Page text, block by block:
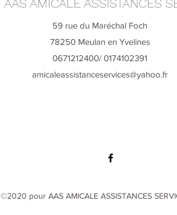
AAS AMICALE ASSISTANCES
59 rue du Maréchal Foch
78250 Meulan en Yvelines
0671212400/ 0174102391
amicaleassistanceservices@yahoo.fr
©2020 pour AAS AMICALE ASSISTANCES